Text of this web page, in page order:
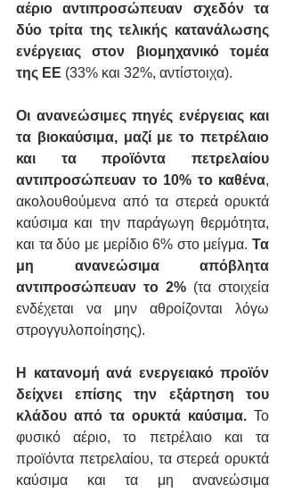
αέριο αντιπροσώπευαν σχεδόν τα
δύο τρίτα της τελικής κατανάλωσης
ενέργειας στον βιομηχανικό τομέα
της ΕΕ (33% και 32%, αντίστοιχα).
Οι ανανεώσιμες πηγές ενέργειας και
τα βιοκαύσιμα, μαζί με το πετρέλαιο
και τα προϊόντα πετρελαίου
αντιπροσώπευαν το 10% το καθένα,
ακολουθούμενα από τα στερεά ορυκτά
καύσιμα και την παράγωγη θερμότητα,
και τα δύο με μερίδιο 6% στο μείγμα. Τα
μη ανανεώσιμα απόβλητα
αντιπροσώπευαν το 2% (τα στοιχεία
ενδέχεται να μην αθροίζονται λόγω
στρογγυλοποίησης).
Η κατανομή ανά ενεργειακό προϊόν
δείχνει επίσης την εξάρτηση του
κλάδου από τα ορυκτά καύσιμα. Το
φυσικό αέριο, το πετρέλαιο και τα
προϊόντα πετρελαίου, τα στερεά ορυκτά
καύσιμα και τα μη ανανεώσιμα